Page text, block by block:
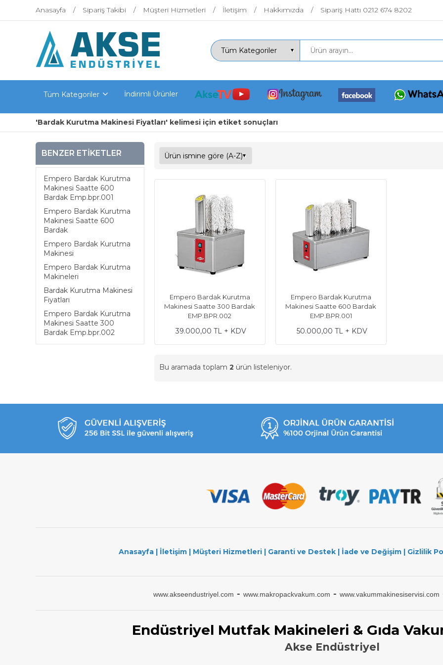
Anasayfa Sipariş Takibi Müşteri Hizmetleri İletişim Hakkımızda Sipariş Hattı 0212 674 8202
Tüm Kategoriler İndirimli Ürünler
'Bardak Kurutma Makinesi Fiyatları' kelimesi için etiket sonuçları
BENZER ETIKETLER
Empero Bardak Kurutma
Makinesi Saatte 600
Bardak Emp.bpr.001
Empero Bardak Kurutma
Makinesi Saatte 600
Bardak
Empero Bardak Kurutma
Makinesi
Empero Bardak Kurutma
Makineleri
Bardak Kurutma Makinesi
Fiyatları
Empero Bardak Kurutma
Makinesi Saatte 300
Bardak Emp.bpr.002
Empero Bardak Kurutma
Makinesi Saatte 300 Bardak
EMP.BPR.002
39.000,00 TL + KDV
Empero Bardak Kurutma
Makinesi Saatte 600 Bardak
EMP.BPR.001
50.000,00 TL + KDV
Bu aramada toplam 2 ürün listeleniyor.
Anasayfa | İletişim | Müşteri Hizmetleri | Garanti ve Destek | İade ve Değişim | Gizlilik
www.akseendustriyel.com - www.makropackvakum.com - www.vakummakinesiservisi.com
Endüstriyel Mutfak Makineleri & Gıda
Akse Endüstriyel